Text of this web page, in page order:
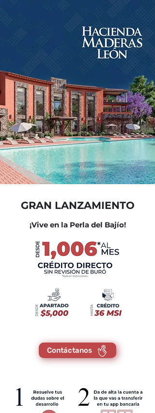
GRAN LANZAMIENTO
¡Vive en la Perla del Bajío!
Contáctanos